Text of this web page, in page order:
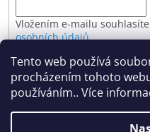
Tento web používá
procházením tohoto
používáním.. Více
Vložením e-mailu
osobních údajů
PŘIHLÁSIT SE